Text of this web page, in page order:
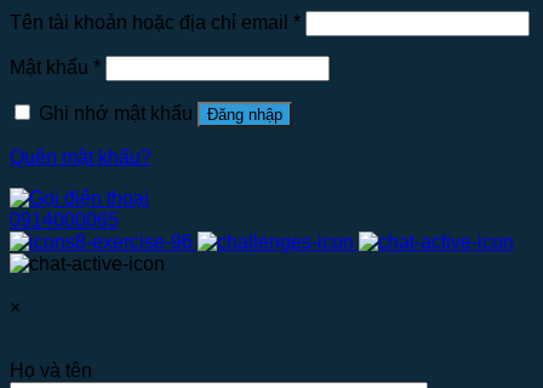
Tên tài khoản hoặc địa chỉ email *
Mật khẩu *
Ghi nhớ mật khẩu Đăng nhập
Quên mật khẩu?
0914000065
×
Họ và tên